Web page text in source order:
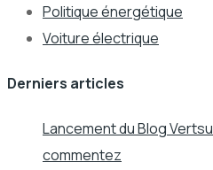
Politique énergétique
Voiture électrique
Derniers articles
Lancement du Blog
commentez